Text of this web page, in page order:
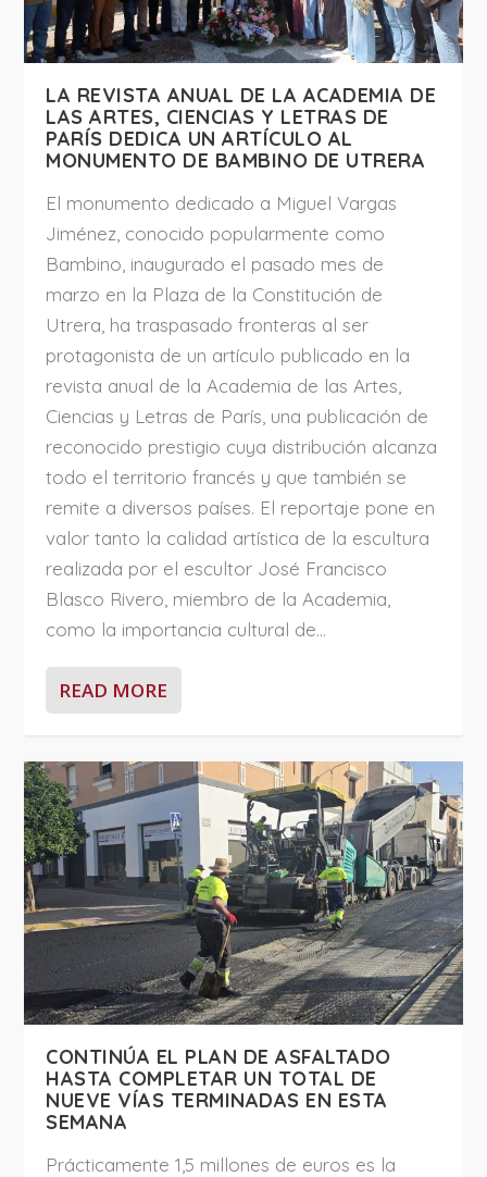
LA REVISTA ANUAL DE LA ACADEMIA DE
LAS ARTES, CIENCIAS Y LETRAS DE
PARÍS DEDICA UN ARTÍCULO AL
MONUMENTO DE BAMBINO DE UTRERA
El monumento dedicado a Miguel Vargas
Jiménez, conocido popularmente como
Bambino, inaugurado el pasado mes de
marzo en la Plaza de la Constitución de
Utrera, ha traspasado fronteras al ser
protagonista de un artículo publicado en la
revista anual de la Academia de las Artes,
Ciencias y Letras de París, una publicación de
reconocido prestigio cuya distribución alcanza
todo el territorio francés y que también se
remite a diversos países. El reportaje pone en
valor tanto la calidad artística de la escultura
realizada por el escultor José Francisco
Blasco Rivero, miembro de la Academia,
como la importancia cultural de...
READ MORE
CONTINÚA EL PLAN DE ASFALTADO
HASTA COMPLETAR UN TOTAL DE
NUEVE VÍAS TERMINADAS EN ESTA
SEMANA
Prácticamente 1,5 millones de euros es la